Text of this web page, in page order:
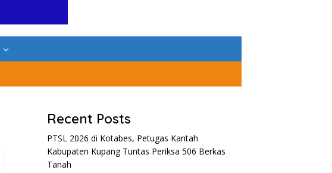
Recent Posts
PTSL 2026 di Kotabes, Petugas Kantah
Kabupaten Kupang Tuntas Periksa 506 Berkas
Tanah